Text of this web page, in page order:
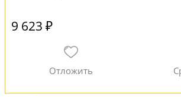
9 623 ₽